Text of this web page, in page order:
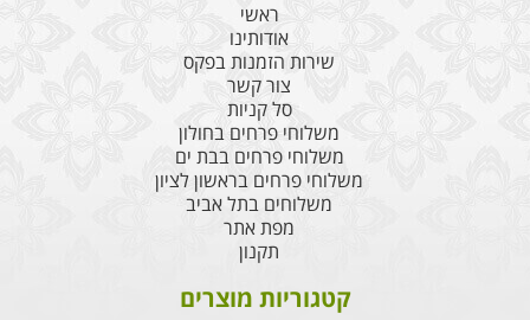
ראשי
אודותינו
שירות הזמנות בפקס
צור קשר
סל קניות
משלוחי פרחים בחולון
משלוחי פרחים בבת ים
משלוחי פרחים בראשון לציון
משלוחים בתל אביב
מפת אתר
תקנון
קטגוריות מוצרים